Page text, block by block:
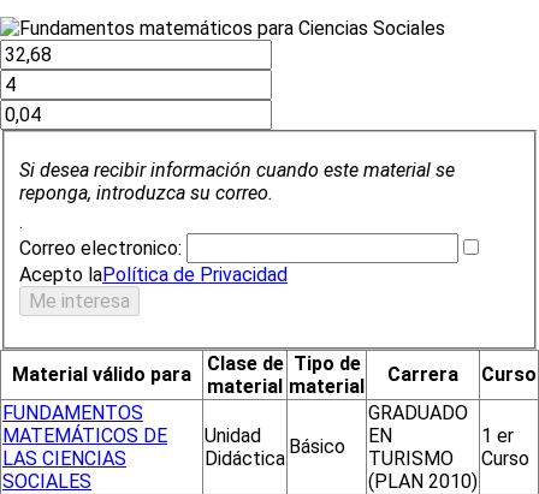
Si desea recibir información cuando este material se
reponga, introduzca su correo.
.
Correo electronico:
Acepto laPolítica de Privacidad
Material válido para
Clase de
material
Tipo de
material
Carrera
Curso
FUNDAMENTOS
MATEMÁTICOS DE
LAS CIENCIAS
SOCIALES
Unidad
Didáctica
Básico
GRADUADO
EN
TURISMO
(PLAN 2010)
1 er
Curso